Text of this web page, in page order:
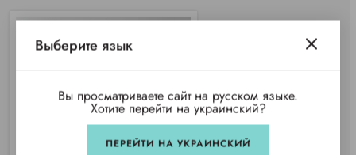
Выберите язык
Вы просматриваете сайт на русском языке.
Хотите перейти на украинский?
ПЕРЕЙТИ НА УКРАИНСКИЙ